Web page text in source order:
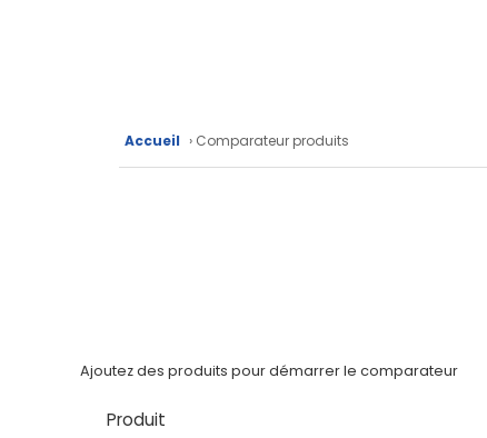
techniques
Mon
panier
Accueil › Comparateur produits
Ajoutez des produits pour démarrer le comparateur
Produit